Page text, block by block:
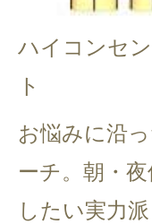
ハイコンセ
ト
お悩みに沿
ーチ。朝・
したい実力